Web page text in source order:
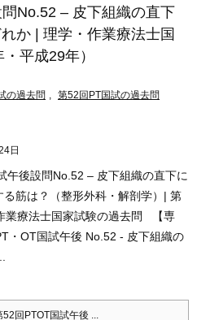
No.52 – 皮下組織の直下
か | 理学・作業療法士国
平成29年）
の過去問 , 第52回PT国試の過去問
日
午後設問No.52 – 皮下組織の直下に
る筋は？（整形外科・解剖学）| 第
業療法士国家試験の過去問 【専
・OT国試午後 No.52 - 皮下組織の
回PTOT国試午後 ...